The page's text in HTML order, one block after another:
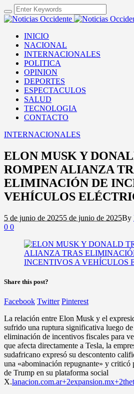
INICIO
NACIONAL
INTERNACIONALES
POLITICA
OPINION
DEPORTES
ESPECTACULOS
SALUD
TECNOLOGIA
CONTACTO
INTERNACIONALES
ELON MUSK Y
ROMPEN ALIANZA
ELIMINACIÓN DE
VEHÍCULOS
5 de junio de 20255 de junio de 2025By
0 0
Share this post?
Facebook Twitter Pinterest
La relación entre Elon Musk y el
sufrido una ruptura significativa luego
eliminación de incentivos fiscales para
que afecta directamente a Tesla, la
sudafricano expresó su descontento
una «abominación repugnante» y criticó
de Trump en su plataforma social
X.